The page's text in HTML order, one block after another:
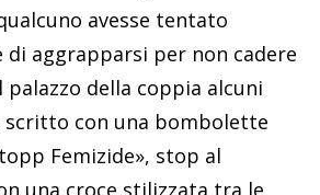
avesse tentato
aggrapparsi per non cadere
palazzo della coppia alcuni
scritto con una bombolette
Femizide», stop al
una croce stilizzata tra le